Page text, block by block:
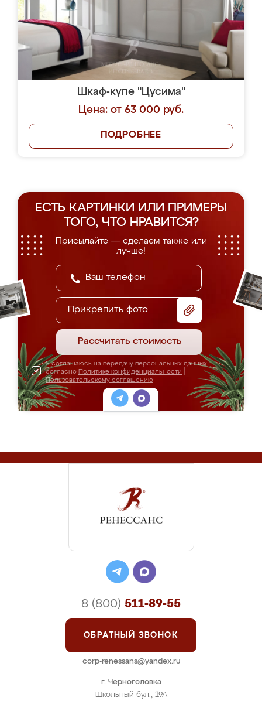
Шкаф-купе "Цусима"
Цена: от 63 000 руб.
ПОДРОБНЕЕ
ЕСТЬ КАРТИНКИ ИЛИ ПРИМЕРЫ
ТОГО, ЧТО НРАВИТСЯ?
Присылайте — сделаем также или
лучше!
Прикрепить фото
Рассчитать стоимость
Я соглашаюсь на передачу персональных данных
согласно Политике конфиденциальности
Пользовательскому соглашению
г. Черноголовка
Школьный бул., 19А
8 (800) 511-89-55
ОБРАТНЫЙ ЗВОНОК
corp-renessans@yandex.ru